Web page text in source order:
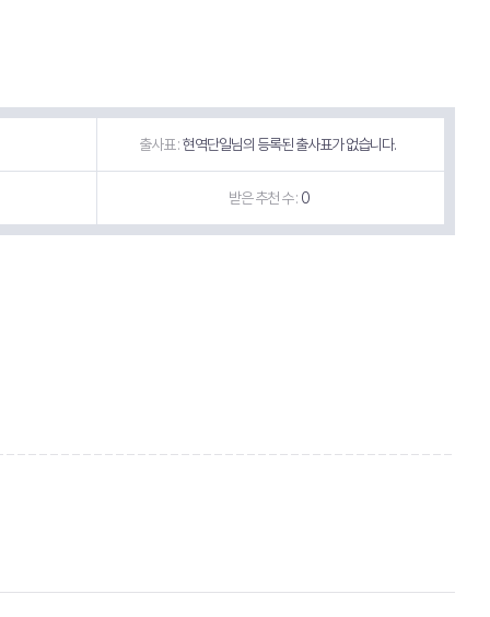
출사표 :현역단일님의 등록된 출사표가 없습니다.
받은 추천 수 : 0